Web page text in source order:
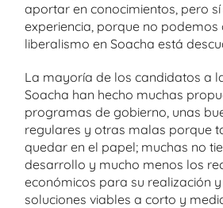
aportar en conocimientos, pero
experiencia, porque no podemos
liberalismo en Soacha está
La mayoría de los candidatos a
Soacha han hecho muchas
programas de gobierno, unas
regulares y otras malas porque
quedar en el papel; muchas no
desarrollo y mucho menos los
económicos para su realización
soluciones viables a corto y